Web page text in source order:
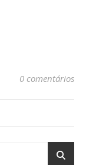
0 comentários